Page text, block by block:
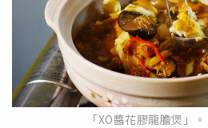
「XO醬花膠龍膽煲」